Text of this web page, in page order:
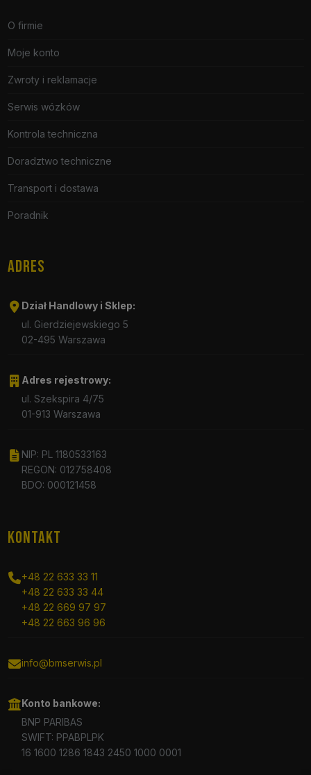
O firmie
Moje konto
Zwroty i reklamacje
Serwis wózków
Kontrola techniczna
Doradztwo techniczne
Transport i dostawa
Poradnik
ADRES
Dział Handlowy i Sklep:
ul. Gierdziejewskiego 5
02-495 Warszawa
Adres rejestrowy:
ul. Szekspira 4/75
01-913 Warszawa
NIP: PL 1180533163
REGON: 012758408
BDO: 000121458
KONTAKT
+48 22 633 33 11
+48 22 633 33 44
+48 22 669 97 97
+48 22 663 96 96
info@bmserwis.pl
Konto bankowe:
BNP PARIBAS
SWIFT: PPABPLPK
16 1600 1286 1843 2450 1000 0001